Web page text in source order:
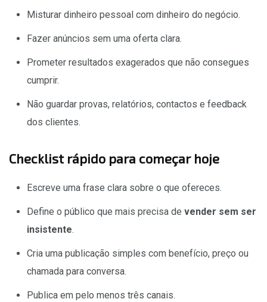
Misturar dinheiro pessoal com dinheiro do negócio.
Fazer anúncios sem uma oferta clara.
Prometer resultados exagerados que não consegues
cumprir.
Não guardar provas, relatórios, contactos e feedback
dos clientes.
Checklist rápido para começar hoje
Escreve uma frase clara sobre o que ofereces.
Define o público que mais precisa de vender sem ser
insistente.
Cria uma publicação simples com benefício, preço ou
chamada para conversa.
Publica em pelo menos três canais.